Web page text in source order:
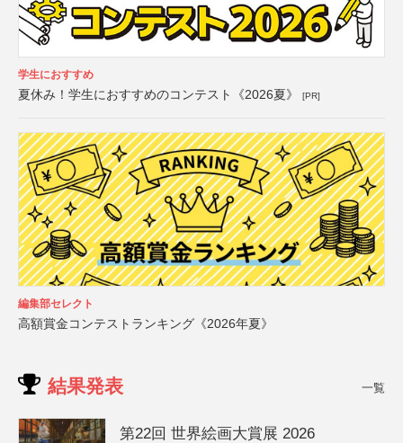
学生におすすめ
夏休み！学生におすすめのコンテスト《2026夏》 [PR]
編集部セレクト
高額賞金コンテストランキング《2026年夏》
結果発表 一覧
第22回 世界絵画大賞展 2026